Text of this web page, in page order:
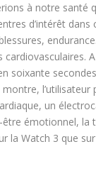
à notre santé
d’intérêt dans
soixante
un
être émotionnel,
Watch 3 que